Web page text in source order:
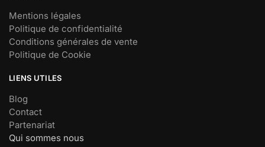
Mentions légales
Politique de confidentialité
Conditions générales de vente
Politique de Cookie
LIENS UTILES
Blog
Contact
Partenariat
Qui sommes nous